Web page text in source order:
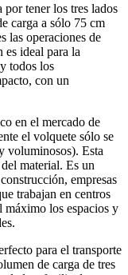
tener los tres lados
carga a sólo 75 cm
las operaciones de
es ideal para la
todos los
con un
en el mercado de
el volquete sólo se
voluminosos). Esta
material. Es un
empresas
trabajan en centros
máximo los espacios y
para el transporte
de carga de tres